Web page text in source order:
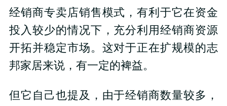
经销商专卖店销售模式，有利于它在资金
投入较少的情况下，充分利用经销商资源
开拓并稳定市场。这对于正在扩规模的志
邦家居来说，有一定的裨益。
但它自己也提及，由于经销商数量较多，